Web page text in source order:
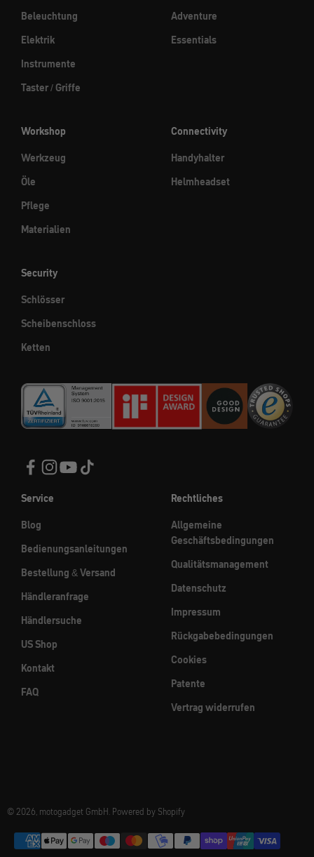
Beleuchtung
Elektrik
Instrumente
Taster / Griffe
Adventure
Essentials
Workshop
Werkzeug
Öle
Pflege
Materialien
Connectivity
Handyhalter
Helmheadset
Security
Schlösser
Scheibenschloss
Ketten
Service
Blog
Bedienungsanleitungen
Bestellung & Versand
Händleranfrage
Händlersuche
US Shop
Kontakt
FAQ
Rechtliches
Allgemeine
Geschäftsbedingungen
Qualitätsmanagement
Datenschutz
Impressum
Rückgabebedingungen
Cookies
Patente
Vertrag widerrufen
© 2026, motogadget GmbH. Powered by Shopify